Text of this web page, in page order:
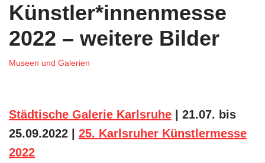
Künstler*innenmesse
2022 – weitere Bilder
Museen und Galerien
Städtische Galerie Karlsruhe | 21.07. bis
25.09.2022 | 25. Karlsruher Künstlermesse
2022